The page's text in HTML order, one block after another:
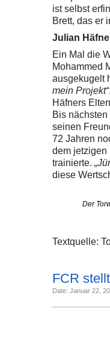
ist selbst
Brett, das er
Julian
Ein Mal die
Mohammed
ausgekugelt
mein Projekt“
Häfners
Bis
seinen
72 Jahren
dem jetzigen
trainierte.
diese
Der
Textquelle:
FCR
Date: Januar 22,